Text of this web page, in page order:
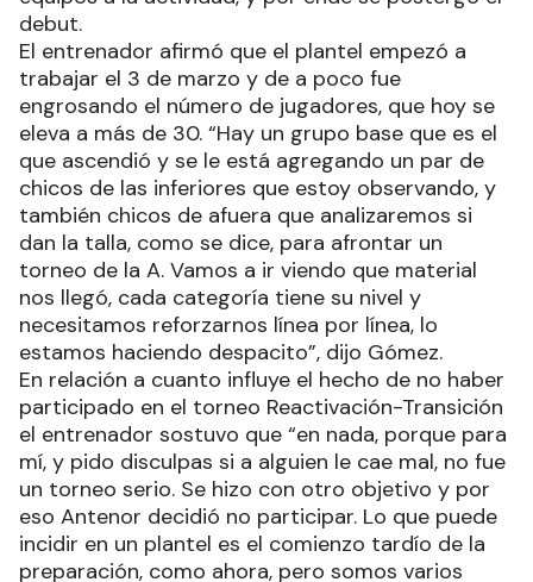
debut.
El entrenador afirmó que el plantel empezó a
trabajar el 3 de marzo y de a poco fue
engrosando el número de jugadores, que hoy se
eleva a más de 30. “Hay un grupo base que es el
que ascendió y se le está agregando un par de
chicos de las inferiores que estoy observando, y
también chicos de afuera que analizaremos si
dan la talla, como se dice, para afrontar un
torneo de la A. Vamos a ir viendo que material
nos llegó, cada categoría tiene su nivel y
necesitamos reforzarnos línea por línea, lo
estamos haciendo despacito”, dijo Gómez.
En relación a cuanto influye el hecho de no haber
participado en el torneo Reactivación-Transición
el entrenador sostuvo que “en nada, porque para
mí, y pido disculpas si a alguien le cae mal, no fue
un torneo serio. Se hizo con otro objetivo y por
eso Antenor decidió no participar. Lo que puede
incidir en un plantel es el comienzo tardío de la
preparación, como ahora, pero somos varios